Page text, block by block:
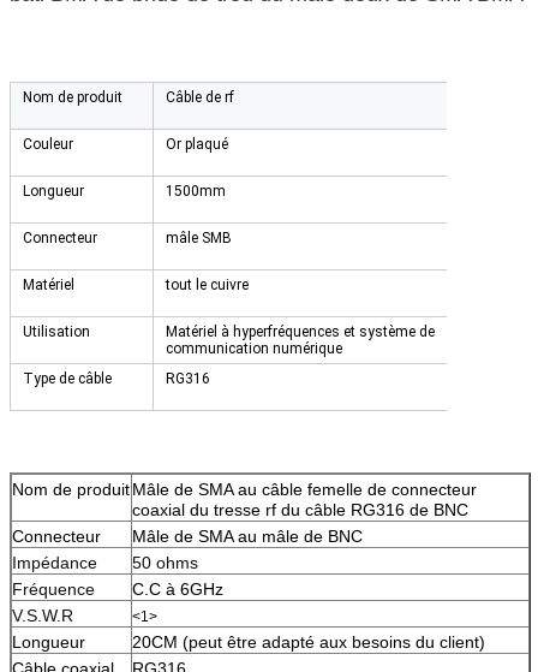
Nom de produit Câble de rf
Couleur Or plaqué
Longueur 1500mm
Connecteur mâle SMB
Matériel tout le cuivre
Utilisation
Matériel à hyperfréquences et système de
communication numérique
Type de câble
RG316
Nom de produitMâle de SMA au câble femelle de connecteur
coaxial du tresse rf du câble RG316 de BNC
Connecteur
Mâle de SMA au mâle de BNC
Impédance
50 ohms
Fréquence
C.C à 6GHz
V.S.W.R
<1>
Longueur
20CM (peut être adapté aux besoins du client)